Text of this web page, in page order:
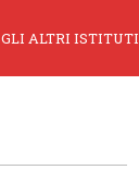
GLI ALTRI ISTITUTI